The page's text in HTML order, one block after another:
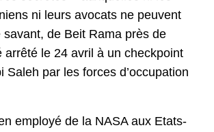
ni leurs avocats ne peuvent
de Beit Rama près de
arrêté le 24 avril à un checkpoint
Saleh par les forces d’occupation
employé de la NASA aux Etats-